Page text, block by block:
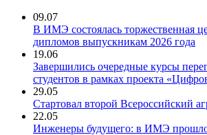
09.07
В ИМЭ состоялась торжественная
дипломов выпускникам 2026 года
19.06
Завершились очередные курсы
студентов в рамках проекта
29.05
Стартовал второй Всероссийский
22.05
Инженеры будущего: в ИМЭ